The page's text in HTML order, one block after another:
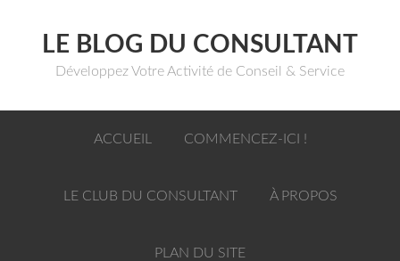
LE BLOG DU CONSULTANT
Développez Votre Activité de Conseil & Service
ACCUEIL COMMENCEZ-ICI !
LE CLUB DU CONSULTANT À PROPOS
PLAN DU SITE